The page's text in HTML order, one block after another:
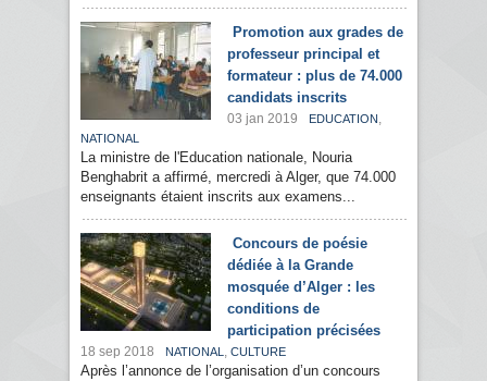
Promotion aux grades de
professeur principal et
formateur : plus de 74.000
candidats inscrits
03 jan 2019 EDUCATION ,
NATIONAL
La ministre de l'Education nationale, Nouria
Benghabrit a affirmé, mercredi à Alger, que 74.000
enseignants étaient inscrits aux examens...
Concours de poésie
dédiée à la Grande
mosquée d’Alger : les
conditions de
participation précisées
18 sep 2018 NATIONAL , CULTURE
Après l’annonce de l’organisation d’un concours